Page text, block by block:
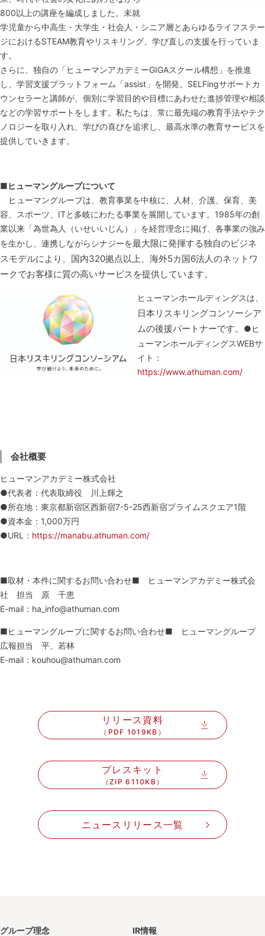
800以上の講座を編成しました。未就
学児童から中高生・大学生・社会人・シニア層とあらゆるライフステー
ジにおけるSTEAM教育やリスキリング、学び直しの支援を行っていま
す。
さらに、独自の「ヒューマンアカデミーGIGAスクール構想」を推進
し、学習支援プラットフォーム「assist」を開発。SELFingサポートカ
ウンセラーと講師が、個別に学習目的や目標にあわせた進捗管理や相談
などの学習サポートをします。私たちは、常に最先端の教育手法やテク
ノロジーを取り入れ、学びの喜びを追求し、最高水準の教育サービスを
提供していきます。
■ヒューマングループについて
ヒューマングループは、教育事業を中核に、人材、介護、保育、美
容、スポーツ、ITと多岐にわたる事業を展開しています。1985年の創
業以来「為世為人（いせいいじん）」を経営理念に掲げ、各事業の強み
を生かし、連携しながらシナジーを最大限に発揮する独自のビジネ
スモデルにより、国内320拠点以上、海外5カ国6法人のネットワ
ークでお客様に質の高いサービスを提供しています。
ヒューマンホールディングスは、
日本リスキリングコンソーシア
ムの後援パートナーです。
●ヒ
ューマンホールディングスWEBサ
イト：
https://www.athuman.com/
会社概要
ヒューマンアカデミー株式会社
●代表者：代表取締役 川上輝之
●所在地：東京都新宿区西新宿7-5-25西新宿プライムスクエア1階
●資本金：1,000万円
●URL： https://manabu.athuman.com/
■取材・本件に関するお問い合わせ■ ヒューマンアカデミー株式会
社 担当 原 千恵
E-mail：ha_info@athuman.com
■ヒューマングループに関するお問い合わせ■ ヒューマングループ
広報担当 平、若林
E-mail：kouhou@athuman.com
リリース資料
（PDF 1019KB）
プレスキット
（ZIP 6110KB）
ニュースリリース一覧
グループ理念 IR情報